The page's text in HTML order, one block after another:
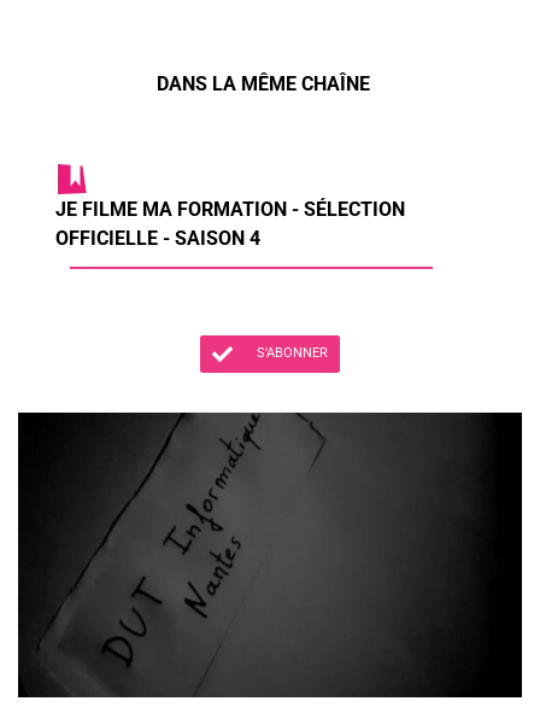
DANS LA MÊME CHAÎNE
JE FILME MA FORMATION - SÉLECTION
OFFICIELLE - SAISON 4
S'ABONNER